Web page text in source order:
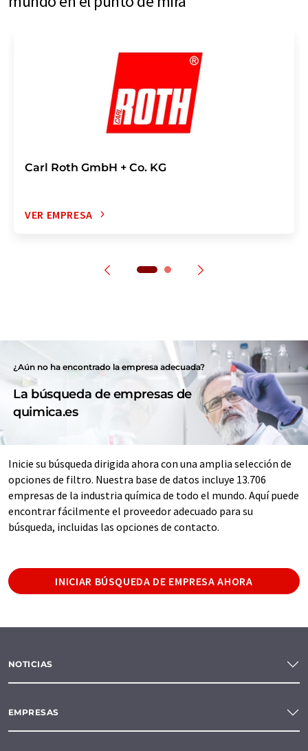
Carl Roth GmbH + Co. KG
VER EMPRESA
¿Aún no ha encontrado la empresa adecuada?
La búsqueda de empresas de
quimica.es
Inicie su búsqueda dirigida ahora con una amplia selección de
opciones de filtro. Nuestra base de datos incluye 13.706
empresas de la industria química de todo el mundo. Aquí puede
encontrar fácilmente el proveedor adecuado para su
búsqueda, incluidas las opciones de contacto.
INICIAR BÚSQUEDA DE EMPRESA AHORA
NOTICIAS
EMPRESAS